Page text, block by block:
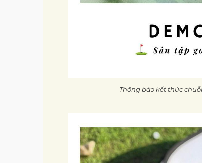
Thông báo kết thúc